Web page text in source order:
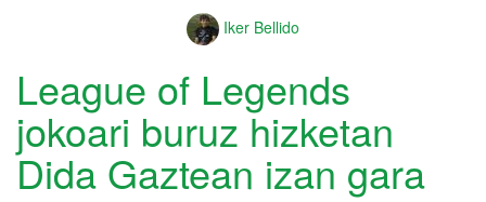
Iker Bellido
League of Legends
jokoari buruz hizketan
Dida Gaztean izan gara